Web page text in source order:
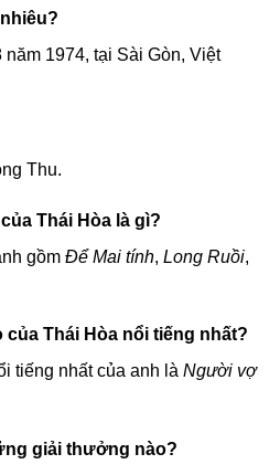
1974, tại Sài Gòn, Việt
Thu.
Thái Hòa là gì?
gồm Để Mai tính, Long Ruồi,
của Thái Hòa nổi tiếng nhất?
tiếng nhất của anh là Người vợ
giải thưởng nào?